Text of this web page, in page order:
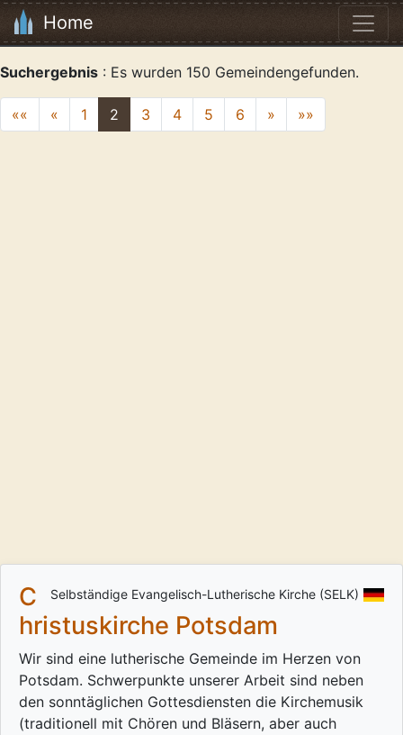
Home
Suchergebnis : Es wurden 150 Gemeindengefunden.
«« « 1 2 3 4 5 6 » »»
Selbständige Evangelisch-Lutherische Kirche (SELK)
C
hristuskirche Potsdam
Wir sind eine lutherische Gemeinde im Herzen von
Potsdam. Schwerpunkte unserer Arbeit sind neben
den sonntäglichen Gottesdiensten die Kirchemusik
(traditionell mit Chören und Bläsern, aber auch